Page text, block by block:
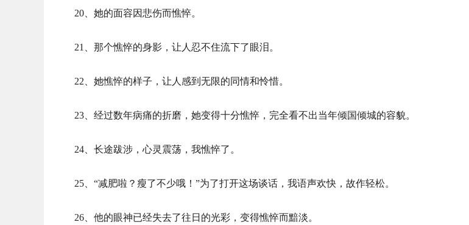
20、她的面容因悲伤而憔悴。
21、那个憔悴的身影，让人忍不住流下了眼泪。
22、她憔悴的样子，让人感到无限的同情和怜惜。
23、经过数年病痛的折磨，她变得十分憔悴，完全看不出当年倾国倾城的容貌。
24、长途跋涉，心灵震荡，我憔悴了。
25、“减肥啦？瘦了不少哦！”为了打开这场谈话，我语声欢快，故作轻松。
26、他的眼神已经失去了往日的光彩，变得憔悴而黯淡。